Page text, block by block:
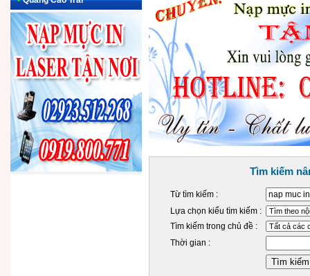
Tìm kiếm
Từ tìm kiếm :
Lựa chọn kiểu tìm kiếm :
Tìm kiếm trong chủ đề :
Thời gian :